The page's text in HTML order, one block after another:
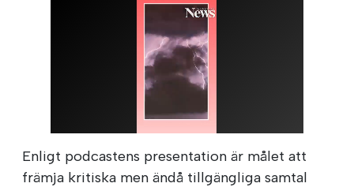
Enligt podcastens presentation är målet att
främja kritiska men ändå tillgängliga samtal